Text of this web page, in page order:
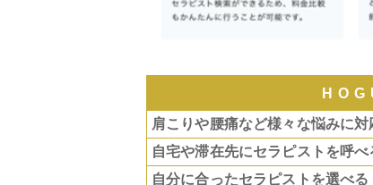
肩こりや腰痛など様々な悩みに
自宅や滞在先にセラピストを呼べ
自分に合ったセラピストを選べる